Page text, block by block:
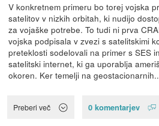
V konkretnem primeru bo torej vojska
satelitov v nizkih orbitah, ki nudijo
za vojaške potrebe. To tudi ni prva
vojska podpisala v zvezi s satelitskimi
preteklosti sodelovali na primer s SES
satelitski internet, ki ga uporablja
okoren. Ker temelji na
Preberi več 0 komentarjev